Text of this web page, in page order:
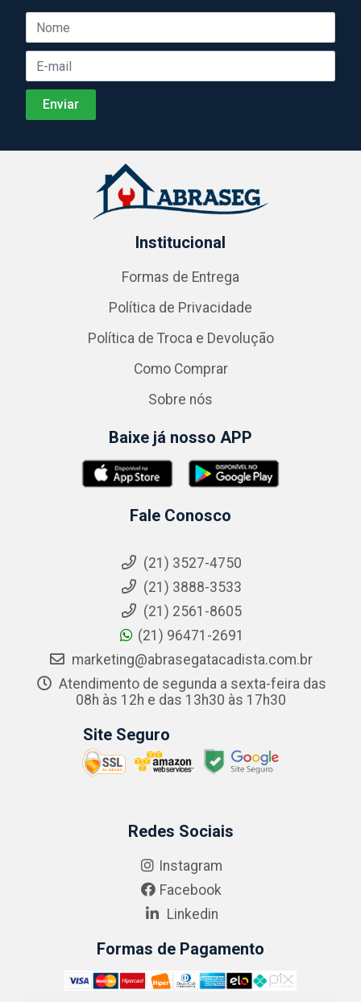
Institucional
Formas de Entrega
Política de Privacidade
Política de Troca e Devolução
Como Comprar
Sobre nós
Baixe já nosso APP
Fale Conosco
(21) 3527-4750
(21) 3888-3533
(21) 2561-8605
(21) 96471-2691
marketing@abrasegatacadista.com.br
Atendimento de segunda a sexta-feira das
08h às 12h e das 13h30 às 17h30
Site Seguro
Redes Sociais
Instagram
Facebook
Linkedin
Formas de Pagamento